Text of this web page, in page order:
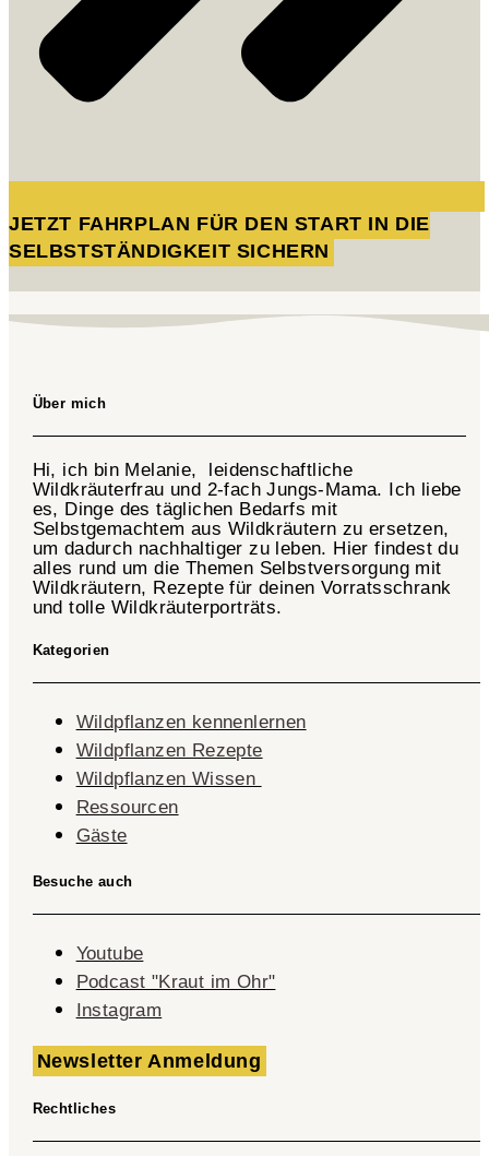
JETZT FAHRPLAN FÜR DEN START IN DIE
SELBSTSTÄNDIGKEIT SICHERN
Über mich
Hi, ich bin Melanie, leidenschaftliche
Wildkräuterfrau und 2-fachJungs-Mama. Ich liebe
es, Dinge des täglichen Bedarfs mit
Selbstgemachtem aus Wildkräutern zu ersetzen,
um dadurch nachhaltiger zu leben. Hier findest du
alles rund um die Themen Selbstversorgung mit
Wildkräutern, Rezepte für deinen Vorratsschrank
und tolle Wildkräuterporträts.
Kategorien
Wildpflanzen kennenlernen
Wildpflanzen Rezepte
Wildpflanzen Wissen ​
Ressourcen
Gäste
Besuche auch
Youtube
Podcast "Kraut im Ohr"
Instagram
Newsletter Anmeldung
Rechtliches